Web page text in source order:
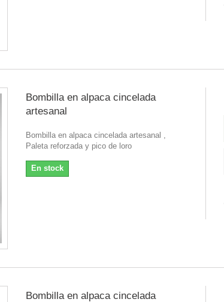
Bombilla en alpaca cincelada
artesanal
Bombilla en alpaca cincelada artesanal ,
Paleta reforzada y pico de loro
En stock
Bombilla en alpaca cincelada